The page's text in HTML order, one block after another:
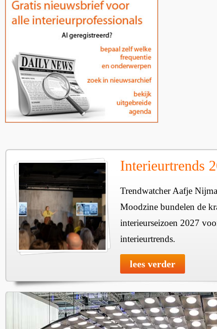
Interieurtrends
Trendwatcher Aafje
Moodzine bundelen de
interieurseizoen 2027
interieurtrends.
lees verder